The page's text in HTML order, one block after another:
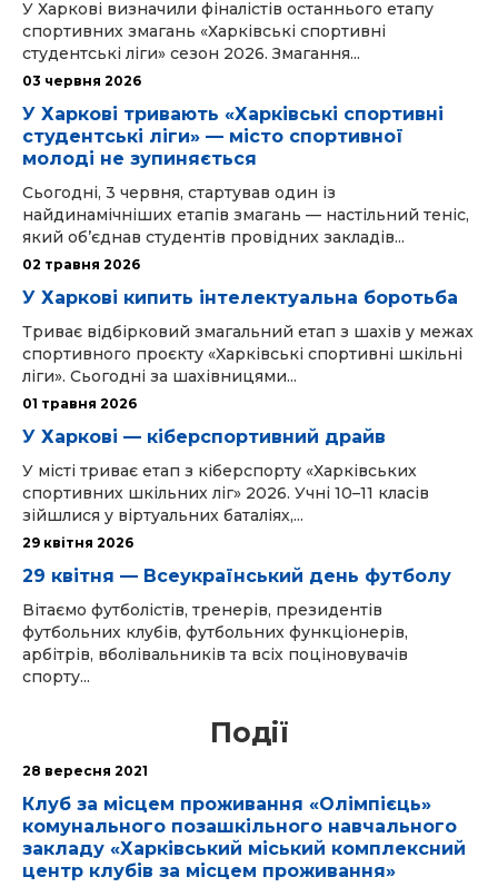
У Харкові визначили фіналістів останнього етапу
спортивних змагань «Харківські спортивні
студентські ліги» сезон 2026. Змагання...
03 червня 2026
У Харкові тривають «Харківські спортивні
студентські ліги» — місто спортивної
молоді не зупиняється
Сьогодні, 3 червня, стартував один із
найдинамічніших етапів змагань — настільний теніс,
який об’єднав студентів провідних закладів...
02 травня 2026
У Харкові кипить інтелектуальна боротьба
Триває відбірковий змагальний етап з шахів у межах
спортивного проєкту «Харківські спортивні шкільні
ліги». Сьогодні за шахівницями...
01 травня 2026
У Харкові — кіберспортивний драйв
У місті триває етап з кіберспорту «Харківських
спортивних шкільних ліг» 2026. Учні 10–11 класів
зійшлися у віртуальних баталіях,...
29 квітня 2026
29 квітня — Всеукраїнський день футболу
Вітаємо футболістів, тренерів, президентів
футбольних клубів, футбольних функціонерів,
арбітрів, вболівальників та всіх поціновувачів
спорту...
Події
28 вересня 2021
Клуб за місцем проживання «Олімпієць»
комунального позашкільного навчального
закладу «Харківський міський комплексний
центр клубів за місцем проживання»